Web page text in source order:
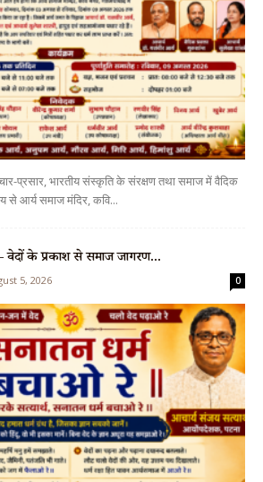
प्रसार, भारतीय संस्कृति के संरक्षण तथा समाज में वैदिक
से आर्य समाज मंदिर, कवि...
के प्रकाश से समाज जागरण...
5, 2026 0